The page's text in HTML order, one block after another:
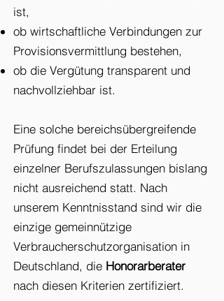
ist,
ob wirtschaftliche Verbindungen zur
Provisionsvermittlung bestehen,
ob die Vergütung transparent und
nachvollziehbar ist.
Eine solche bereichsübergreifende
Prüfung findet bei der Erteilung
einzelner Berufszulassungen bislang
nicht ausreichend statt. Nach
unserem Kenntnisstand sind wir die
einzige gemeinnützige
Verbraucherschutzorganisation in
Deutschland, die Honorarberater
nach diesen Kriterien zertifiziert.